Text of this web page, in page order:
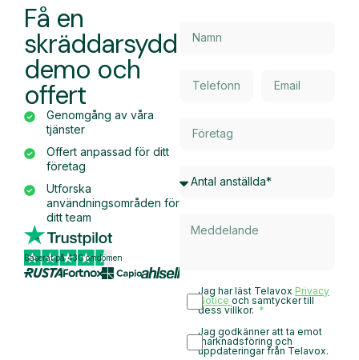
Få en
skräddarsydd
demo och
offert
Genomgång av våra
tjänster
Offert anpassad för ditt
företag
Utforska
användningsområden för
ditt team
Baserat på 430 omdömen
Jag har läst Telavox Privacy
Noticeoch samtycker till
dess villkor.
Jag godkänner att ta emot
marknadsföring och
uppdateringar från Telavox.